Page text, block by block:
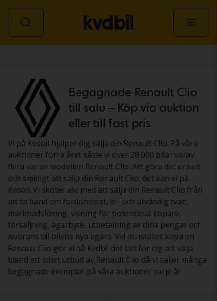
Begagnade Renault Clio
till salu – Köp via auktion
eller till fast pris
Vi på Kvdbil hjälper dig sälja din Renault Clio. På våra
auktioner förra året sålde vi över 28 000 bilar varav
flera var av modellen Renault Clio. Att göra det enkelt
och smidigt att sälja din Renault Clio, det kan vi på
Kvdbil. Vi sköter allt med att sälja din Renault Clio från
att ta hand om fordonstest, in- och utvändig tvätt,
marknadsföring, visning för potentiella köpare,
försäljning, ägarbyte, utbetalning av dina pengar och
leverans till bilens nya ägare. Vill du istället köpa en
Renault Clio gör vi på Kvdbil det lätt för dig att välja
bland ett stort utbud av Renault Clio då vi säljer många
begagnade exemplar på våra auktioner varje år.